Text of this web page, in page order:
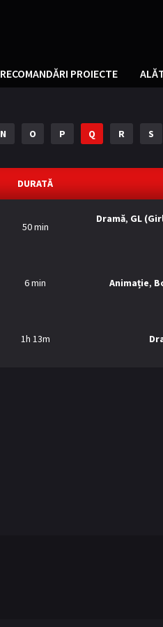
RECOMANDĂRI PROIECTE
N O P Q R S
DURATĂ
50 min
Dramă, GL
6 min Animație,
1h 13m